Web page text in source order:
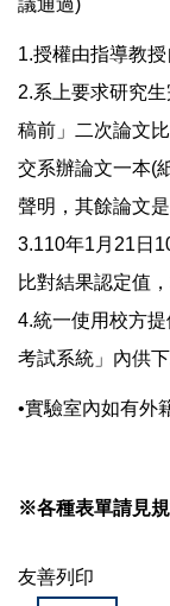
議通過)
1.授權由指導教授
2.系上要求研究
稿前」二次論文
交系辦論文一本(
聲明，其餘論文
3.110年1月21日
比對結果認定值
4.統一使用校方
考試系統」內供下
•實驗室內如有外
※各種表單請見
友善列印